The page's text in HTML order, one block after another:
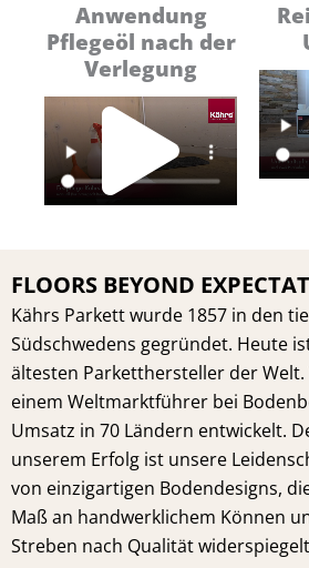
Anwendung
Pflegeöl nach der
Verlegung
FLOORS BEYOND
Kährs Parkett wurde 1857 in den
Südschwedens gegründet. Heute
ältesten Parketthersteller der
einem Weltmarktführer bei
Umsatz in 70 Ländern entwickelt.
unserem Erfolg ist unsere
von einzigartigen Bodendesigns,
Maß an handwerklichem Können
Streben nach Qualität